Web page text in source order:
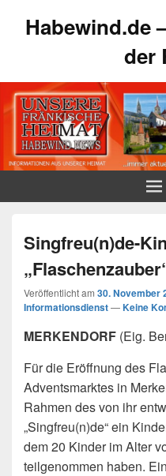
Habewind.de
der
Singfreu(n)de-
Veröffentlicht am 30. November
Informationsdienst—Keine
MERKENDORF (Eig.
Für die Eröffnung des
Adventsmarktes in
Rahmen des von ihr
„Singfreu(n)de“ ein
dem 20 Kinder im Alter
teilgenommen haben.